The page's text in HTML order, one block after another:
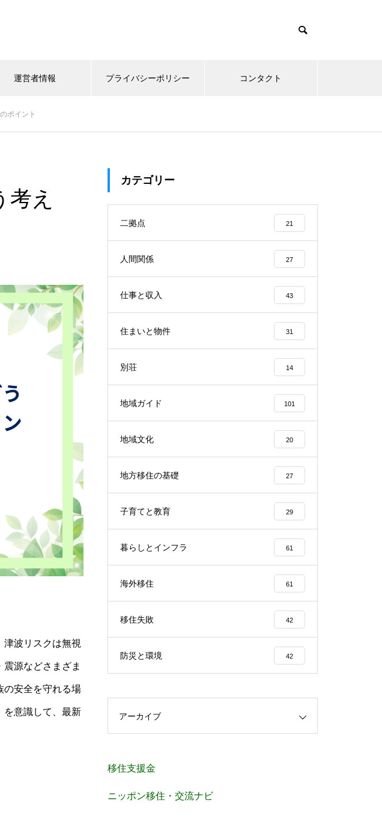
運営者情報 プライバシーポリシー コンタクト
ポイント
え
波リスクは無視
源などさまざま
の安全を守れる場
を意識して、最新
カテゴリー
二拠点 21
人間関係 27
仕事と収入 43
住まいと物件 31
別荘 14
地域ガイド 101
地域文化 20
地方移住の基礎 27
子育てと教育 29
暮らしとインフラ 61
海外移住 61
移住失敗 42
防災と環境 42
アーカイブ
移住支援金
ニッポン移住・交流ナビ